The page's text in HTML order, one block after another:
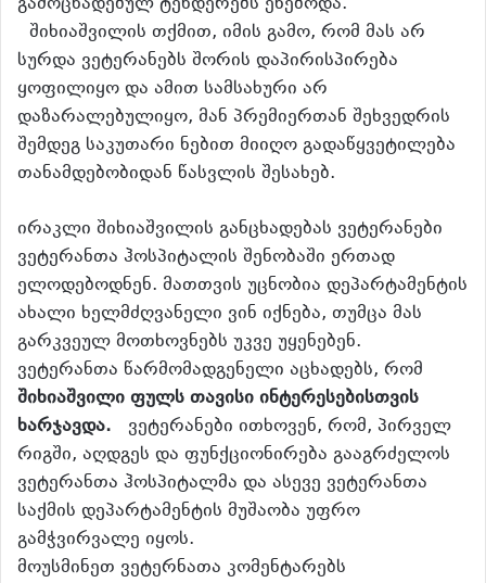
შიხიაშვილის თქმით, იმის გამო, რომ მას არ
სურდა ვეტერანებს შორის დაპირისპირება
ყოფილიყო და ამით სამსახური არ
დაზარალებულიყო, მან პრემიერთან შეხვედრის
შემდეგ საკუთარი ნებით მიიღო გადაწყვეტილება
თანამდებობიდან წასვლის შესახებ.
ირაკლი შიხიაშვილის განცხადებას ვეტერანები
ვეტერანთა ჰოსპიტალის შენობაში ერთად
ელოდებოდნენ. მათთვის უცნობია დეპარტამენტის
ახალი ხელმძღვანელი ვინ იქნება, თუმცა მას
გარკვეულ მოთხოვნებს უკვე უყენებენ.
ვეტერანთა წარმომადგენელი აცხადებს, რომ
შიხიაშვილი ფულს თავისი ინტერესებისთვის
ხარჯავდა. ვეტერანები ითხოვენ, რომ, პირველ
რიგში, აღდგეს და ფუნქციონირება გააგრძელოს
ვეტერანთა ჰოსპიტალმა და ასევე ვეტერანთა
საქმის დეპარტამენტის მუშაობა უფრო
გამჭვირვალე იყოს.
მოუსმინეთ ვეტერნათა კომენტარებს